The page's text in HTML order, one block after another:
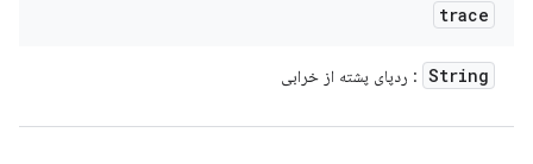
trace
String : ردپای پشته از خرابی